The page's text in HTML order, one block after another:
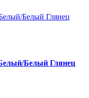
Белый Глянец